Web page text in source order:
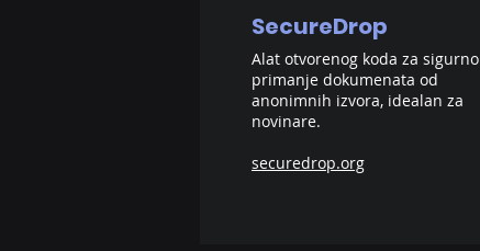
SecureDrop
Alat otvorenog koda za sigurno
primanje dokumenata od
anonimnih izvora, idealan za
novinare.
securedrop.org